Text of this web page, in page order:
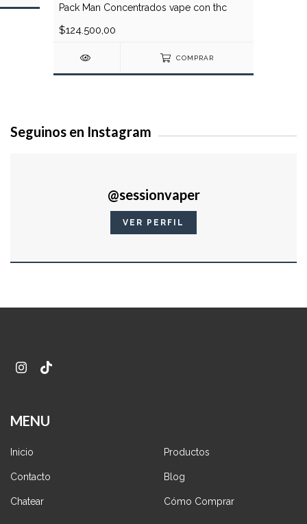
Pack Man Concentrados vape con thc
$124.500,00
COMPRAR
Seguinos en Instagram
@sessionvaper
VER PERFIL
MENU
Inicio Productos
Contacto Blog
Chatear Cómo Comprar